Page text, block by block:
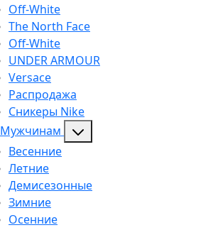
Off-White
The North Face
Off-White
UNDER ARMOUR
Versace
Распродажа
Сникеры Nike
Мужчинам
Весенние
Летние
Демисезонные
Зимние
Осенние